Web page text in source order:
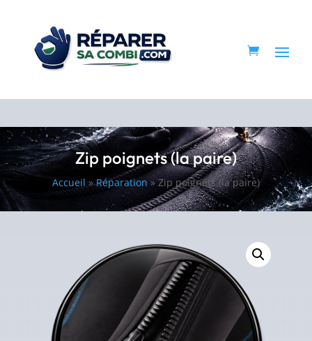
Zip poignets (la paire)
Accueil » Réparation »Zip poignets (la paire)